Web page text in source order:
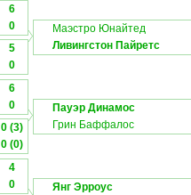
6
0
5
0
Маэстро Юнайтед
Ливингстон Пайретс
6
0
0 (3)
0 (0)
Пауэр Динамос
Грин Баффалос
4
0
Янг Эрроус